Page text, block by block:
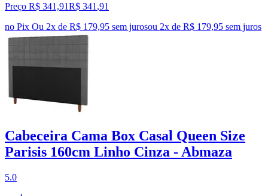
Preço R$ 341,91R$ 341 ,91
no Pix Ou 2x de R$ 179,95 sem jurosou 2x de R$ 179,95 sem juros
Cabeceira Cama Box Casal Queen Size
Parisis 160cm Linho Cinza - Abmaza
5.0